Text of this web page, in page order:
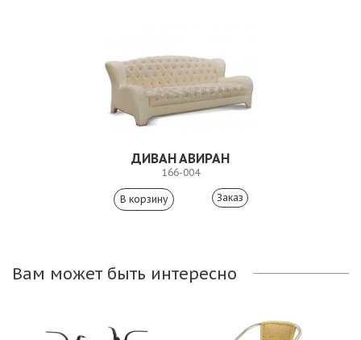
ДИВАН АВИРАН
166-004
Заказ
Вам может быть интересно